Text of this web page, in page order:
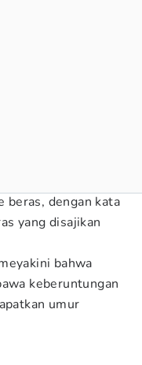
beras, dengan kata
yang disajikan
bahwa
keberuntungan
umur